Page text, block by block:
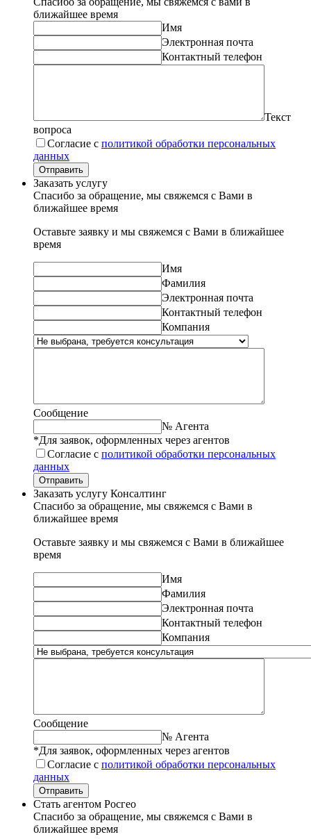
ближайшее время
Имя
Электронная почта
Контактный телефон
Текст
вопроса
Согласие с политикой обработки персональных
данных
Отправить
Заказать услугу
Спасибо за обращение, мы свяжемся с Вами в
ближайшее время
Оставьте заявку и мы свяжемся с Вами в ближайшее
время
Имя
Фамилия
Электронная почта
Контактный телефон
Компания
Сообщение
№ Агента
*Для заявок, оформленных через агентов
Согласие с политикой обработки персональных
данных
Отправить
Заказать услугу Консалтинг
Спасибо за обращение, мы свяжемся с Вами в
ближайшее время
Оставьте заявку и мы свяжемся с Вами в ближайшее
время
Имя
Фамилия
Электронная почта
Контактный телефон
Компания
Сообщение
№ Агента
*Для заявок, оформленных через агентов
Согласие с политикой обработки персональных
данных
Отправить
Стать агентом Росгео
Спасибо за обращение, мы свяжемся с Вами в
ближайшее время